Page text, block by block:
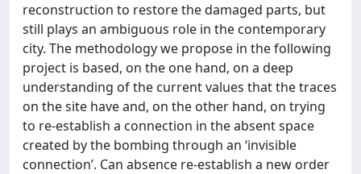
reconstruction to restore the damaged parts, but
still plays an ambiguous role in the contemporary
city. The methodology we propose in the following
project is based, on the one hand, on a deep
understanding of the current values that the traces
on the site have and, on the other hand, on trying
to re-establish a connection in the absent space
created by the bombing through an ‘invisible
connection’. Can absence re-establish a new order